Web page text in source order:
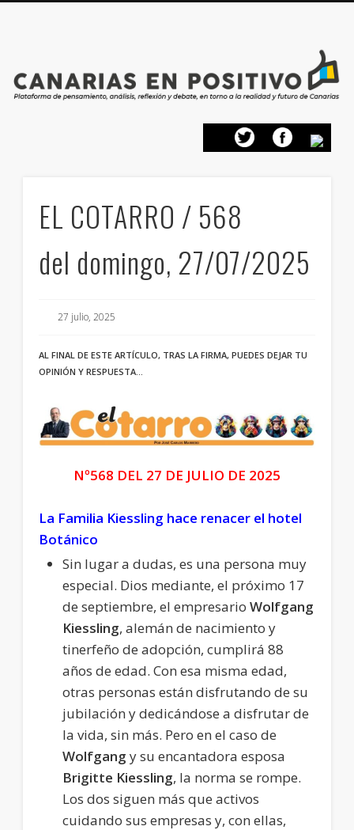
EL COTARRO / 568
del domingo, 27/07/2025
27 julio, 2025
AL FINAL DE ESTE ARTÍCULO, TRAS LA FIRMA, PUEDES DEJAR TU
OPINIÓN Y RESPUESTA…
Nº568 DEL 27 DE JULIO DE 2025
La Familia Kiessling hace renacer el hotel
Botánico
Sin lugar a dudas, es una persona muy
especial. Dios mediante, el próximo 17
de septiembre, el empresario Wolfgang
Kiessling, alemán de nacimiento y
tinerfeño de adopción, cumplirá 88
años de edad. Con esa misma edad,
otras personas están disfrutando de su
jubilación y dedicándose a disfrutar de
la vida, sin más. Pero en el caso de
Wolfgang y su encantadora esposa
Brigitte Kiessling, la norma se rompe.
Los dos siguen más que activos
cuidando sus empresas y, con ellas,